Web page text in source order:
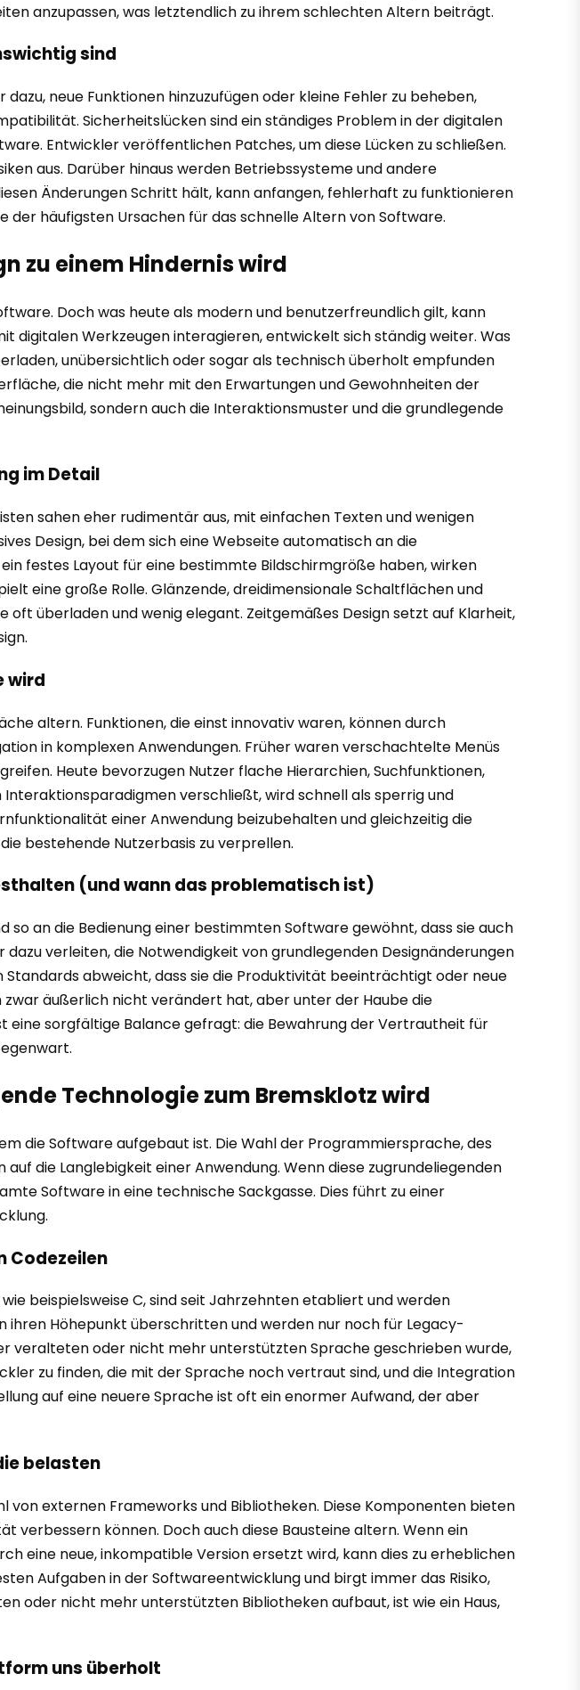
anzupassen, was letztendlich zu ihrem schlechten Altern beiträgt.
sind
neue Funktionen hinzuzufügen oder kleine Fehler zu beheben,
Sicherheitslücken sind ein ständiges Problem in der digitalen
Entwickler veröffentlichen Patches, um diese Lücken zu schließen.
aus. Darüber hinaus werden Betriebssysteme und andere
Änderungen Schritt hält, kann anfangen, fehlerhaft zu funktionieren
häufigsten Ursachen für das schnelle Altern von Software.
zu einem Hindernis wird
Doch was heute als modern und benutzerfreundlich gilt, kann
digitalen Werkzeugen interagieren, entwickelt sich ständig weiter. Was
unübersichtlich oder sogar als technisch überholt empfunden
die nicht mehr mit den Erwartungen und Gewohnheiten der
sondern auch die Interaktionsmuster und die grundlegende
im Detail
sahen eher rudimentär aus, mit einfachen Texten und wenigen
Design, bei dem sich eine Webseite automatisch an die
festes Layout für eine bestimmte Bildschirmgröße haben, wirken
eine große Rolle. Glänzende, dreidimensionale Schaltflächen und
überladen und wenig elegant. Zeitgemäßes Design setzt auf Klarheit,
wird
altern. Funktionen, die einst innovativ waren, können durch
in komplexen Anwendungen. Früher waren verschachtelte Menüs
Heute bevorzugen Nutzer flache Hierarchien, Suchfunktionen,
verschließt, wird schnell als sperrig und
einer Anwendung beizubehalten und gleichzeitig die
bestehende Nutzerbasis zu verprellen.
(und wann das problematisch ist)
so an die Bedienung einer bestimmten Software gewöhnt, dass sie auch
verleiten, die Notwendigkeit von grundlegenden Designänderungen
abweicht, dass sie die Produktivität beeinträchtigt oder neue
äußerlich nicht verändert hat, aber unter der Haube die
sorgfältige Balance gefragt: die Bewahrung der Vertrautheit für
Technologie zum Bremsklotz wird
die Software aufgebaut ist. Die Wahl der Programmiersprache, des
die Langlebigkeit einer Anwendung. Wenn diese zugrundeliegenden
Software in eine technische Sackgasse. Dies führt zu einer
Codezeilen
beispielsweise C, sind seit Jahrzehnten etabliert und werden
Höhepunkt überschritten und werden nur noch für Legacy-
veralteten oder nicht mehr unterstützten Sprache geschrieben wurde,
zu finden, die mit der Sprache noch vertraut sind, und die Integration
auf eine neuere Sprache ist oft ein enormer Aufwand, der aber
belasten
von externen Frameworks und Bibliotheken. Diese Komponenten bieten
verbessern können. Doch auch diese Bausteine altern. Wenn ein
eine neue, inkompatible Version ersetzt wird, kann dies zu erheblichen
Aufgaben in der Softwareentwicklung und birgt immer das Risiko,
oder nicht mehr unterstützten Bibliotheken aufbaut, ist wie ein Haus,
uns überholt